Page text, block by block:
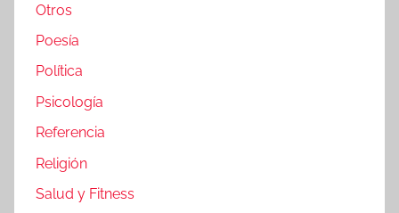
Otros
Poesía
Política
Psicología
Referencia
Religión
Salud y Fitness